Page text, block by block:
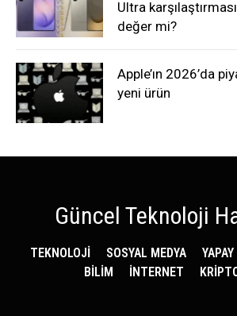
Ultra
değer mi?
Apple’ın 2026’da
yeni ürün
Güncel Teknoloji
TEKNOLOJİ SOSYAL MEDYA
BİLİM
İNTERNET